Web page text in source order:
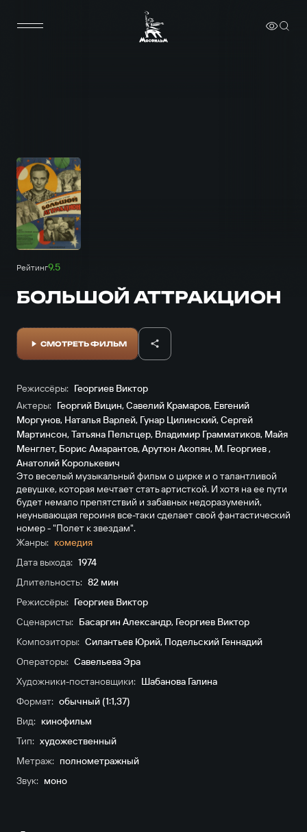
Рейтинг9.5
БОЛЬШОЙ АТТРАКЦИОН
Режиссёры: Георгиев Виктор
Актеры: Георгий Вицин,Савелий Крамаров, Евгений
Моргунов, Наталья Варлей, Гунар Цилинский,Сергей
Мартинсон,Татьяна Пельтцер, Владимир Грамматиков, Майя
Менглет, Борис Амарантов,Арутюн Акопян, М. Георгиев,
Анатолий Королькевич
СМОТРЕТЬ ФИЛЬМ
Это веселый музыкальный фильм о цирке и о талантливой
девушке, которая мечтает стать артисткой. И хотя на ее пути
будет немало препятствий и забавных недоразумений,
неунывающая героиня все-таки сделает свой фантастический
номер - "Полет к звездам".
Жанры: комедия
Дата выхода: 1974
Длительность: 82 мин
Режиссёры: Георгиев Виктор
Сценаристы: Басаргин Александр, Георгиев Виктор
Композиторы: Силантьев Юрий, Подельский Геннадий
Операторы: Савельева Эра
Художники-постановщики: Шабанова Галина
Формат: обычный (1:1,37)
Вид: кинофильм
Тип: художественный
Метраж: полнометражный
Звук: моно